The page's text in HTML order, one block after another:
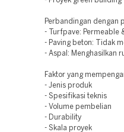
Perbandingan dengan
- Turfpave: Permeable
- Paving beton: Tidak
- Aspal: Menghasilkan
Faktor yang
- Jenis produk
- Spesifikasi teknis
- Volume pembelian
- Durability
- Skala proyek